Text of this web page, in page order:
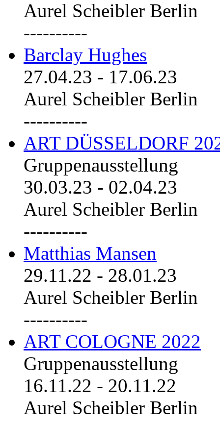
Aurel Scheibler Berlin
----------
Barclay Hughes
27.04.23 - 17.06.23
Aurel Scheibler Berlin
----------
ART DÜSSELDORF
Gruppenausstellung
30.03.23 - 02.04.23
Aurel Scheibler Berlin
----------
Matthias Mansen
29.11.22 - 28.01.23
Aurel Scheibler Berlin
----------
ART COLOGNE 2022
Gruppenausstellung
16.11.22 - 20.11.22
Aurel Scheibler Berlin